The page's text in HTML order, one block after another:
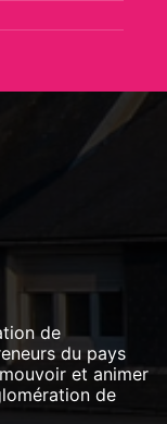
de
du pays
et animer
de